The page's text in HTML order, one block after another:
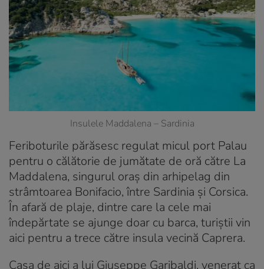
Insulele Maddalena – Sardinia
Feriboturile părăsesc regulat micul port Palau
pentru o călătorie de jumătate de oră către La
Maddalena, singurul oraș din arhipelag din
strâmtoarea Bonifacio, între Sardinia și Corsica.
În afară de plaje, dintre care la cele mai
îndepărtate se ajunge doar cu barca, turiștii vin
aici pentru a trece către insula vecină Caprera.
Casa de aici a lui Giuseppe Garibaldi, venerat ca